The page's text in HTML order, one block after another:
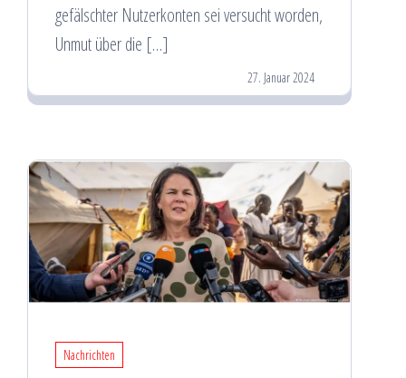
gefälschter Nutzerkonten sei versucht worden,
Unmut über die […]
27. Januar 2024
Nachrichten